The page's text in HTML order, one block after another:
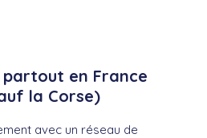
en France
la Corse)
avec un réseau de